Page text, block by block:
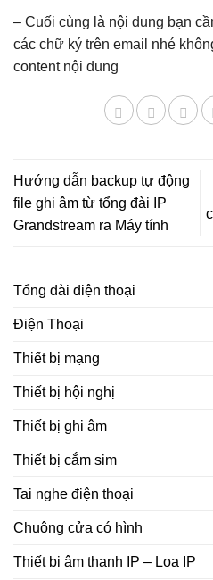
Tổng đài điện thoại
Điện Thoại
Thiết bị mạng
Thiết bị hội nghị
Thiết bị ghi âm
Thiết bị cắm sim
Tai nghe điện thoại
Chuông cửa có hình
Thiết bị âm thanh IP – Loa IP
– Cuối cùng là nội dung bạn
các chữ ký trên email nhé
content nội dung
Hướng dẫn backup tự động
file ghi âm từ tổng đài IP
Grandstream ra Máy tính